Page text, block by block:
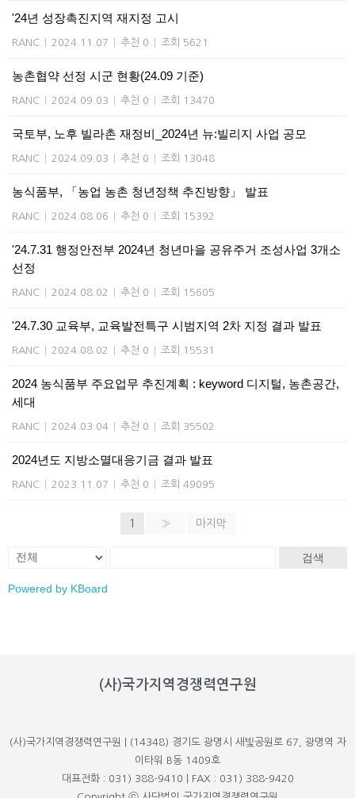
'24년 성장촉진지역 재지정 고시
RANC 2024.11.07 추천 0 조회 5621
농촌협약 선정 시군 현황(24.09 기준)
RANC 2024.09.03 추천 0 조회 13470
국토부, 노후 빌라촌 재정비_2024년 뉴:빌리지 사업 공모
RANC 2024.09.03 추천 0 조회 13048
농식품부, 「농업 농촌 청년정책 추진방향」 발표
RANC 2024.08.06 추천 0 조회 15392
'24.7.31 행정안전부 2024년 청년마을 공유주거 조성사업 3개소
선정
RANC 2024.08.02 추천 0 조회 15605
'24.7.30 교육부, 교육발전특구 시범지역 2차 지정 결과 발표
RANC 2024.08.02 추천 0 조회 15531
2024 농식품부 주요업무 추진계획 : keyword 디지털, 농촌공간,
세대
RANC 2024.03.04 추천 0 조회 35502
2024년도 지방소멸대응기금 결과 발표
RANC 2023.11.07 추천 0 조회 49095
1 » 마지막
검색
Powered by KBoard
(사)국가지역경쟁력연구원
(사)국가지역경쟁력연구원 | (14348) 경기도 광명시 새빛공원로 67, 광명역 자
이타워 B동 1409호
대표전화 : 031) 388-9410 | FAX : 031) 388-9420